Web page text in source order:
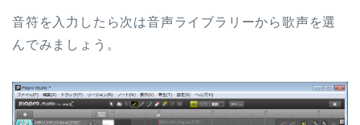
音符を入力したら次は音声ライブラリーから歌声を選
んでみましょう。